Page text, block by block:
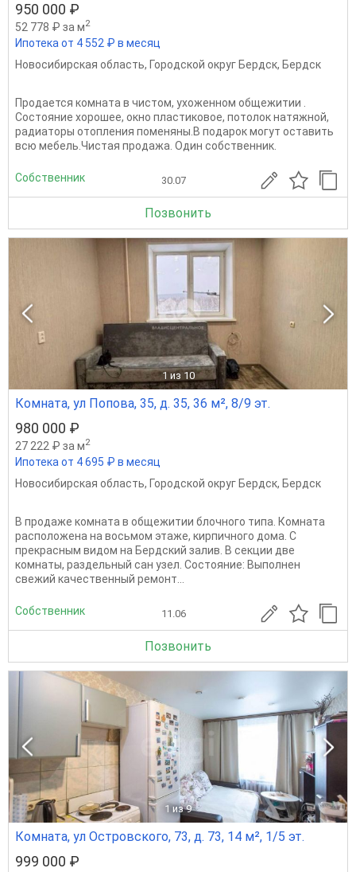
950 000 ₽
52 778 ₽ за м2
Ипотека от 4 552 ₽ в месяц
Новосибирская область, Городской округ Бердск, Бердск
Продается комната в чистом, ухоженном общежитии .
Состояние хорошее, окно пластиковое, потолок натяжной,
радиаторы отопления поменяны.В подарок могут оставить
всю мебель.Чистая продажа. Один собственник.
Собственник 30.07
Позвонить
1 из 10
Комната, ул Попова, 35, д. 35, 36 м², 8/9 эт.
980 000 ₽
27 222 ₽ за м2
Ипотека от 4 695 ₽ в месяц
Новосибирская область, Городской округ Бердск, Бердск
В продаже комната в общежитии блочного типа. Комната
расположена на восьмом этаже, кирпичного дома. С
прекрасным видом на Бердский залив. В секции две
комнаты, раздельный сан узел. Состояние: Выполнен
свежий качественный ремонт...
Собственник 11.06
Позвонить
1 из 9
Комната, ул Островского, 73, д. 73, 14 м², 1/5 эт.
999 000 ₽